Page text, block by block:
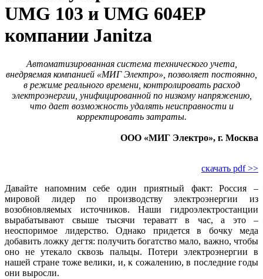
UMG 103 и UMG 604EP
компании Janitza
Автоматизированная система технического учета,
внедряемая компанией ­«МИГ ­Электро», позволяет постоянно,
в режиме реального времени, контролировать расход
электроэнергии, унифицированной по низкому напряжению,
что дает возможность удалять неисправности и
корректировать затраты.
ООО «МИГ Электро», г. Москва
скачать pdf >>
Давайте напомним себе один приятный факт: Россия –
мировой лидер по производству электроэнергии из
возобновляемых источников. Наши гидроэлектростанции
вырабатывают свыше тысячи тераватт в час, а это –
неоспоримое лидерство. Однако придется в бочку меда
добавить ложку дегтя: получить богатство мало, важно, чтобы
оно не утекало сквозь пальцы. Потери электроэнергии в
нашей стране тоже велики, и, к сожалению, в последние годы
они выросли.